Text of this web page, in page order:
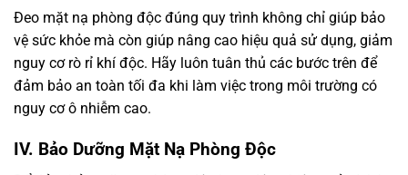
Đeo mặt nạ phòng độc đúng quy trình không chỉ giúp bảo
vệ sức khỏe mà còn giúp nâng cao hiệu quả sử dụng, giảm
nguy cơ rò rỉ khí độc. Hãy luôn tuân thủ các bước trên để
đảm bảo an toàn tối đa khi làm việc trong môi trường có
nguy cơ ô nhiễm cao.
IV. Bảo Dưỡng Mặt Nạ Phòng Độc